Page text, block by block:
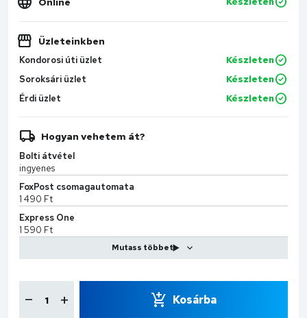
Üzleteinkben
Kondorosi úti üzlet
Készleten
Soroksári üzlet
Készleten
Érdi üzlet
Készleten
Hogyan vehetem át?
Bolti átvétel
ingyenes
FoxPost csomagautomata
1 490 Ft
Express One
1 590 Ft
2 599 Ft
CS-Sprint
Kosárba